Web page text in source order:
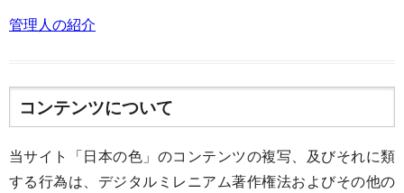
管理人の紹介
コンテンツについて
当サイト「日本の色」のコンテンツの複写、及びそれに類
する行為は、デジタルミレニアム著作権法およびその他の